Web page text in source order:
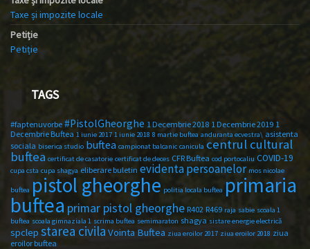
Taxe și impozite locale
Petiție
Petiție
TAGS
#faptenuvorbe #PistolGheorghe 1 Decembrie 2018 1 Decembrie 2019 1
Decembrie Buftea 1 iunie 2017 1 iunie 2018 8 martie buftea anduranta ecvestra\ asistenta
sociala biserica studio buftea campionat balcanic canicula centrul cultural
buftea certificat de casatorie certificat de deces CFR Buftea cod portocaliu COVID-19
cupa csta cupa shagya eliberare buletin evidenta persoanelor mos nicolae
buftea pistol gheorghe politia locala buftea primaria
buftea primar pistol gheorghe R402 R469 raja sabie scoala 1
buftea scoala gimnaziala 1 scrima buftea semimaraton shagya sistare energie electrică
spclep starea civila Vointa Buftea ziua eroilor 2017 ziua eroilor 2018 ziua
eroilor buftea